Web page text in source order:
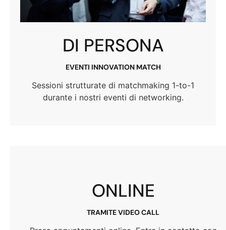
DI PERSONA
EVENTI INNOVATION MATCH
Sessioni strutturate di matchmaking 1-to-1
durante i nostri eventi di networking.
ONLINE
TRAMITE VIDEO CALL